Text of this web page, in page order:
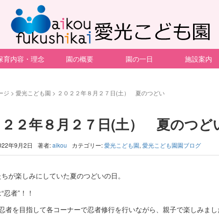
育内容・理念 園の概要 園の一日 施設案内
ジ > 愛光こども園 > ２０２２年８月２７日(土） 夏のつどい
２年８月２７日(土） 夏のつど
年9月2日 著者:aikou カテゴリー:愛光こども園, 愛光こども園園ブログ
が楽しみにしていた夏のつどいの日。
忍者”！！
者を目指して各コーナーで忍者修行を行いながら、親子で楽しみまし